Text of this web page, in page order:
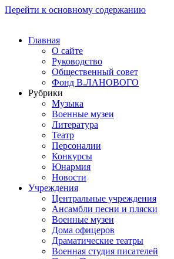
Перейти к основному содержанию
Главная
О сайте
Руководство
Общественный совет
Фонд В.ЛАНОВОГО
Рубрики
Музыка
Военные музеи
Литература
Театр
Персоналии
Конкурсы
Юнармия
Новости
Учреждения
Центральные учреждения
Ансамбли песни и пляски
Военные музеи
Дома офицеров
Драматические театры
Военная студия писателей